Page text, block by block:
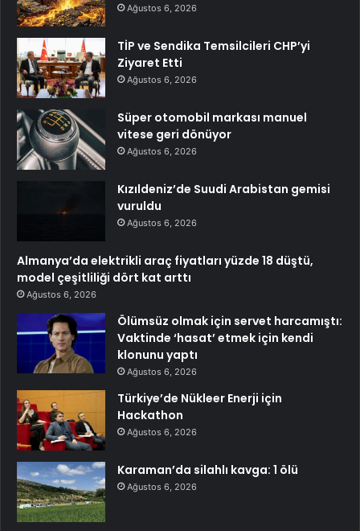
Ağustos 6, 2026
TİP ve Sendika Temsilcileri CHP’yi
Ziyaret Etti
Ağustos 6, 2026
Süper otomobil markası manuel
vitese geri dönüyor
Ağustos 6, 2026
Kızıldeniz’de Suudi Arabistan gemisi
vuruldu
Ağustos 6, 2026
Almanya’da elektrikli araç fiyatları yüzde 18 düştü,
model çeşitliliği dört kat arttı
Ağustos 6, 2026
Ölümsüz olmak için servet harcamıştı:
Vaktinde ‘hasat’ etmek için kendi
klonunu yaptı
Ağustos 6, 2026
Türkiye’de Nükleer Enerji için
Hackathon
Ağustos 6, 2026
Karaman’da silahlı kavga: 1 ölü
Ağustos 6, 2026